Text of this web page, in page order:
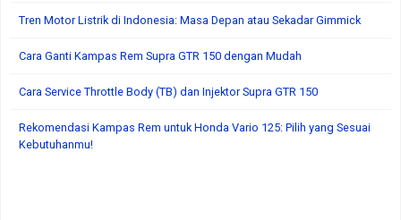
Tren Motor Listrik di Indonesia: Masa Depan atau Sekadar Gimmick
Cara Ganti Kampas Rem Supra GTR 150 dengan Mudah
Cara Service Throttle Body (TB) dan Injektor Supra GTR 150
Rekomendasi Kampas Rem untuk Honda Vario 125: Pilih yang Sesuai
Kebutuhanmu!